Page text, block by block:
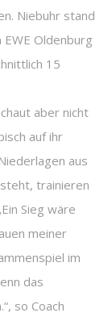
Niebuhr stand
Oldenburg
15
aber nicht
auf ihr
aus
trainieren
Sieg wäre
meiner
im
das
so Coach